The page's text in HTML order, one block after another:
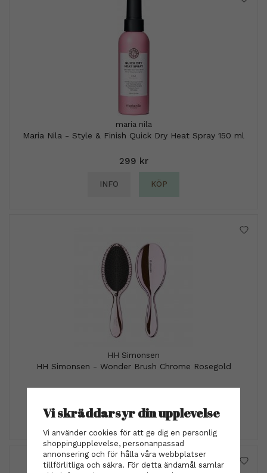
maria nila
Maria Nila - Style & Finish Quick Dry Heat Spray 150 ml
299 kr
INFO KÖP
HH Simonsen
HH Simonsen - Wonder Brush Chrome Rosegold
INFO KÖP
Vi skräddarsyr din upplevelse
Vi använder cookies för att ge dig en personlig
shoppingupplevelse, personanpassad
annonsering och för hålla våra webbplatser
tillförlitliga och säkra. För detta ändamål samlar